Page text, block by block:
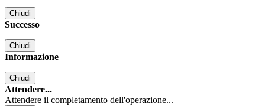
Chiudi
Successo
Chiudi
Informazione
Chiudi
Attendere...
Attendere il completamento dell'operazione...